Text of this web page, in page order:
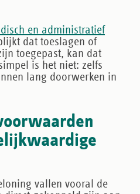
en administratief
dat toeslagen of
toegepast, kan dat
is het niet: zelfs
lang doorwerken in
vallen vooral de